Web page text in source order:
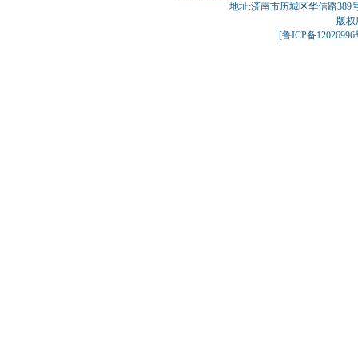
地址:济南市历城区华信路389
版
[鲁ICP备12026996